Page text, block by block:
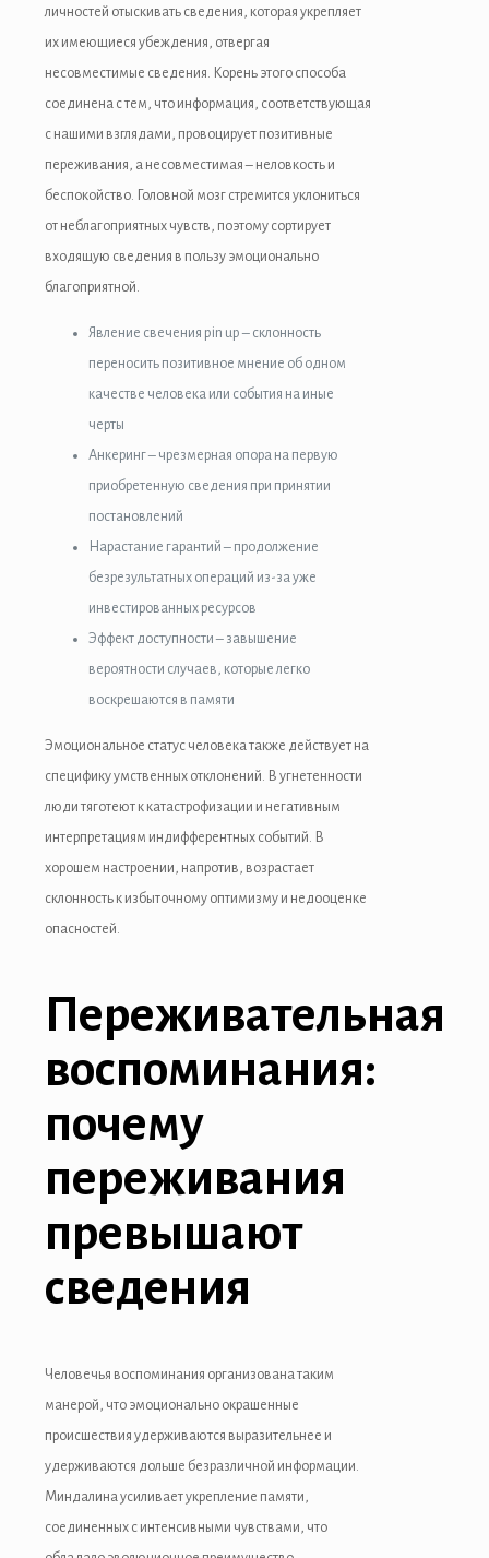
личностей отыскивать сведения, которая укрепляет
их имеющиеся убеждения, отвергая
несовместимые сведения. Корень этого способа
соединена с тем, что информация, соответствующая
с нашими взглядами, провоцирует позитивные
переживания, а несовместимая – неловкость и
беспокойство. Головной мозг стремится уклониться
от неблагоприятных чувств, поэтому сортирует
входящую сведения в пользу эмоционально
благоприятной.
Явление свечения pin up – склонность
переносить позитивное мнение об одном
качестве человека или события на иные
черты
Анкеринг – чрезмерная опора на первую
приобретенную сведения при принятии
постановлений
Нарастание гарантий – продолжение
безрезультатных операций из-за уже
инвестированных ресурсов
Эффект доступности – завышение
вероятности случаев, которые легко
воскрешаются в памяти
Эмоциональное статус человека также действует на
специфику умственных отклонений. В угнетенности
люди тяготеют к катастрофизации и негативным
интерпретациям индифферентных событий. В
хорошем настроении, напротив, возрастает
склонность к избыточному оптимизму и недооценке
опасностей.
Переживательная
воспоминания:
почему
переживания
превышают
сведения
Человечья воспоминания организована таким
манерой, что эмоционально окрашенные
происшествия удерживаются выразительнее и
удерживаются дольше безразличной информации.
Миндалина усиливает укрепление памяти,
соединенных с интенсивными чувствами, что